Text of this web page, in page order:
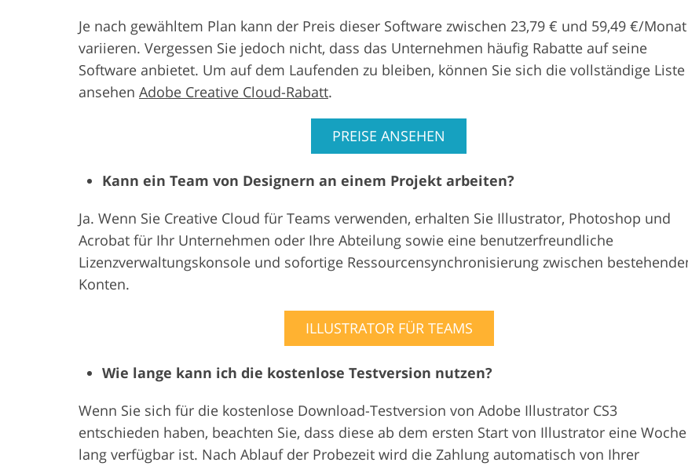
Je nach gewähltem Plan kann der Preis dieser Software zwischen 23,79 € und 59,49 €/Monat
variieren. Vergessen Sie jedoch nicht, dass das Unternehmen häufig Rabatte auf seine
Software anbietet. Um auf dem Laufenden zu bleiben, können Sie sich die vollständige Liste
ansehen Adobe Creative Cloud-Rabatt.
PREISE ANSEHEN
Kann ein Team von Designern an einem Projekt arbeiten?
Ja. Wenn Sie Creative Cloud für Teams verwenden, erhalten Sie Illustrator, Photoshop und
Acrobat für Ihr Unternehmen oder Ihre Abteilung sowie eine benutzerfreundliche
Lizenzverwaltungskonsole und sofortige Ressourcensynchronisierung zwischen
Konten.
ILLUSTRATOR FÜR TEAMS
Wie lange kann ich die kostenlose Testversion nutzen?
Wenn Sie sich für die kostenlose Download-Testversion von Adobe Illustrator CS3
entschieden haben, beachten Sie, dass diese ab dem ersten Start von Illustrator eine Woche
lang verfügbar ist. Nach Ablauf der Probezeit wird die Zahlung automatisch von Ihrer